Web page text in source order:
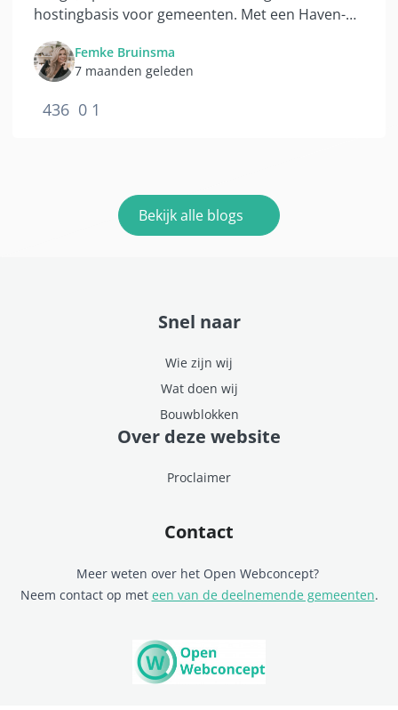
hostingbasis voor gemeenten. Met een Haven-
krijgen gemeenten keuzevrijheid, schaalbaarheid
en regie over de digitale voorzieningen
Femke Bruinsma
7 maanden geleden
436 0 1
Bekijk alle blogs
Snel naar
Wie zijn wij
Wat doen wij
Bouwblokken
Over deze website
Proclaimer
Contact
Meer weten over het Open Webconcept?
Neem contact op met een van de deelnemende gemeenten.